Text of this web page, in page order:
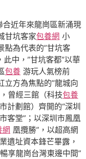
合近年來龍崗區新涌現
甘坑客家包養網 小
點為代表的”甘坑客
此中，”甘坑客都”以華
包養 游玩人氣榜前
立方為焦點的”龍城向
曾經三館（科技包養
計劃館）齊開的“深圳
市客堂”；以深圳市鳳凰
網 凰攬勝”，以超高網
遺址資本鋒芒畢露，
享龍崗台灣東邊中間”